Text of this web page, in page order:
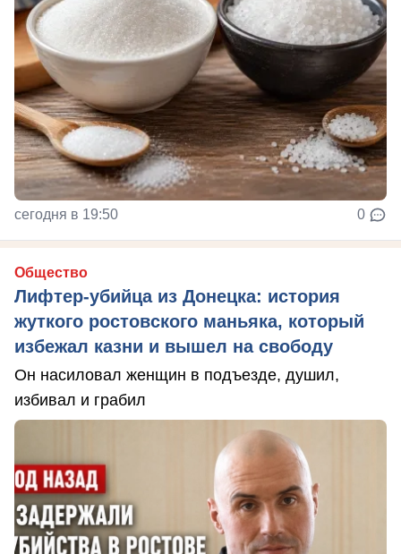
сегодня в 19:50 0
Общество
Лифтер-убийца из Донецка: история
жуткого ростовского маньяка, который
избежал казни и вышел на свободу
Он насиловал женщин в подъезде, душил,
избивал и грабил